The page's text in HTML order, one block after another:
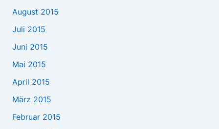
August 2015
Juli 2015
Juni 2015
Mai 2015
April 2015
März 2015
Februar 2015